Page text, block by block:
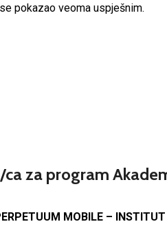
pokazao veoma uspješnim.
za program
MOBILE –